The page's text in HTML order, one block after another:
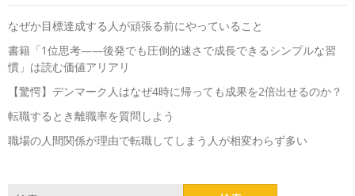
なぜか目標達成する人が頑張る前にやっていること
書籍「1位思考――後発でも圧倒的速さで成長できるシンプルな習
慣」は読む価値アリアリ
【驚愕】デンマーク人はなぜ4時に帰っても成果を2倍出せるのか？
転職するとき離職率を質問しよう
職場の人間関係が理由で転職してしまう人が相変わらず多い
検